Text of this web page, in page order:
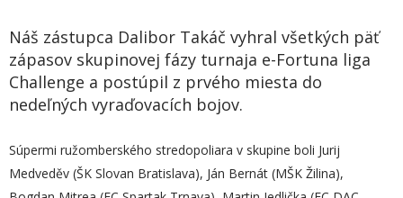
Náš zástupca Dalibor Takáč vyhral všetkých päť
zápasov skupinovej fázy turnaja e-Fortuna liga
Challenge a postúpil z prvého miesta do
nedeľných vyraďovacích bojov.
Súpermi ružomberského stredopoliara v skupine boli Jurij
Medveděv (ŠK Slovan Bratislava), Ján Bernát (MŠK Žilina),